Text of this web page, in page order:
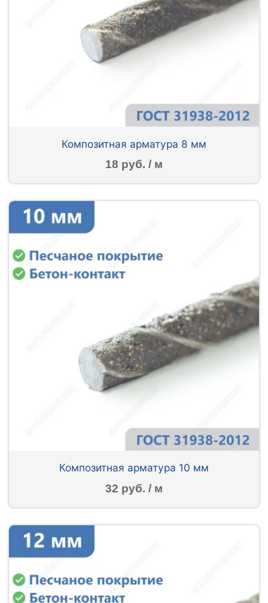
Композитная арматура 8 мм
18 руб. / м
Композитная арматура 10 мм
32 руб. / м